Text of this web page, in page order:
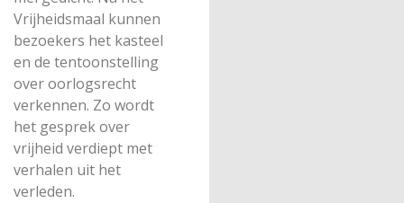
Vrijheidsmaal kunnen
bezoekers het kasteel
en de tentoonstelling
over oorlogsrecht
verkennen. Zo wordt
het gesprek over
vrijheid verdiept met
verhalen uit het
verleden.